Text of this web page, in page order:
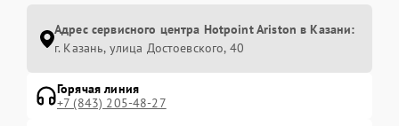
Адрес сервисного центра Hotpoint Ariston в Казани:
г. Казань, улица Достоевского, 40
Горячая линия
+7 (843) 205-48-27